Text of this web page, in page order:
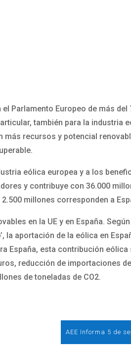
Parlamento Europeo de más del
también para la industria
recursos y potencial
eólica europea y a los
y contribuye con 36.000
millones corresponden a
en la UE y en España. Según
aportación de la eólica en
España, esta contribución
reducción de importaciones
de toneladas de CO2.
AEE Informa 5 de